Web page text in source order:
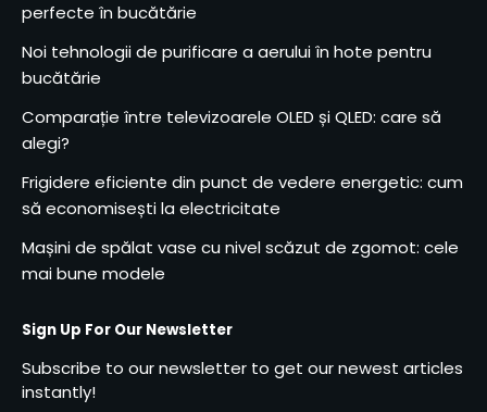
perfecte în bucătărie
Noi tehnologii de purificare a aerului în hote pentru
bucătărie
Comparație între televizoarele OLED și QLED: care să
alegi?
Frigidere eficiente din punct de vedere energetic: cum
să economisești la electricitate
Mașini de spălat vase cu nivel scăzut de zgomot: cele
mai bune modele
Sign Up For Our Newsletter
Subscribe to our newsletter to get our newest articles
instantly!